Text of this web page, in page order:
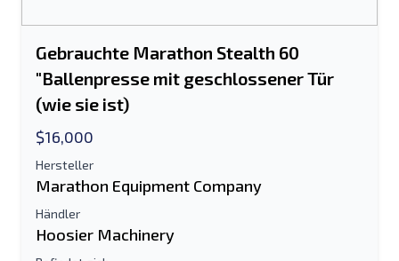
Gebrauchte Marathon Stealth 60
"Ballenpresse mit geschlossener Tür
(wie sie ist)
$16,000
Hersteller
Marathon Equipment Company
Händler
Hoosier Machinery
An einen Freund senden